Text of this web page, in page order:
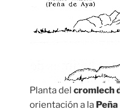
Planta del cromlech
orientación a la